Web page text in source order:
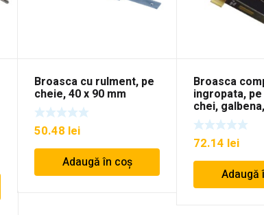
Broasca cu rulment, pe
cheie, 40 x 90 mm
50.48 lei
Adaugă în coș
Broasca
ingropata,
chei,
72.14 lei
Adaugă